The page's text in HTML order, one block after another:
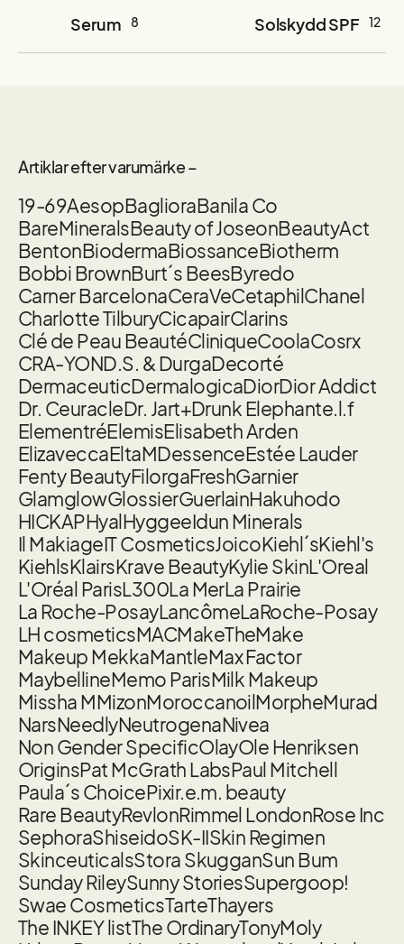
Serum 8 Solskydd SPF 12
Artiklar efter varumärke –
19-69AesopBaglioraBanila Co
BareMineralsBeauty of JoseonBeautyAct
BentonBiodermaBiossanceBiotherm
Bobbi BrownBurt´s BeesByredo
Carner BarcelonaCeraVeCetaphilChanel
Charlotte TilburyCicapairClarins
Clé de Peau BeautéCliniqueCoolaCosrx
CRA-YOND.S. & DurgaDecorté
DermaceuticDermalogicaDiorDior Addict
Dr. CeuracleDr. Jart+Drunk Elephante.l.f
ElementréElemisElisabeth Arden
ElizaveccaEltaMDessenceEstée Lauder
Fenty BeautyFilorgaFreshGarnier
GlamglowGlossierGuerlainHakuhodo
HICKAPHyalHyggeeIdun Minerals
Il MakiageIT CosmeticsJoicoKiehl´sKiehl's
KiehlsKlairsKrave BeautyKylie SkinL'Oreal
L'Oréal ParisL300La MerLa Prairie
La Roche-PosayLancômeLaRoche-Posay
LH cosmeticsMACMakeTheMake
Makeup MekkaMantleMax Factor
MaybellineMemo ParisMilk Makeup
Missha MMizonMoroccanoilMorpheMurad
NarsNeedlyNeutrogenaNivea
Non Gender SpecificOlayOle Henriksen
OriginsPat McGrath LabsPaul Mitchell
Paula´s ChoicePixir.e.m. beauty
Rare BeautyRevlonRimmel LondonRose Inc
SephoraShiseidoSK-IISkin Regimen
SkinceuticalsStora SkugganSun Bum
Sunday RileySunny StoriesSupergoop!
Swae CosmeticsTarteThayers
The INKEY listThe OrdinaryTonyMoly